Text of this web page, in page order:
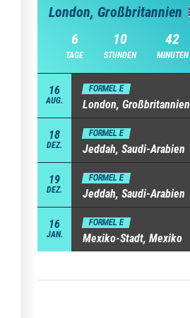
London, Großbritannien
6
TAGE
10
STUNDEN
42
MINUTEN
16
AUG.
FORMEL E
London, Großbritannien
18
DEZ.
FORMEL E
Jeddah, Saudi-Arabien
19
DEZ.
FORMEL E
Jeddah, Saudi-Arabien
16
JAN.
FORMEL E
Mexiko-Stadt, Mexiko